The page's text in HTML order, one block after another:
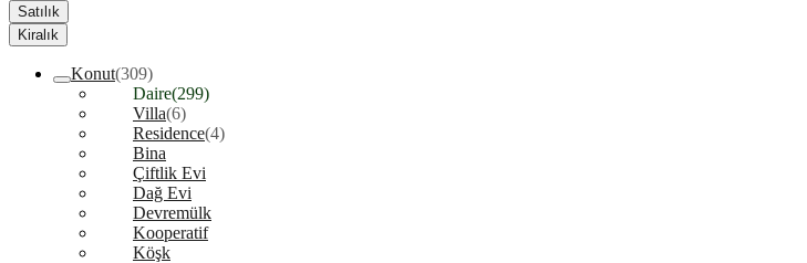
Satılık
Kiralık
Konut(309)
Daire(299)
Villa(6)
Residence(4)
Bina
Çiftlik Evi
Dağ Evi
Devremülk
Kooperatif
Köşk